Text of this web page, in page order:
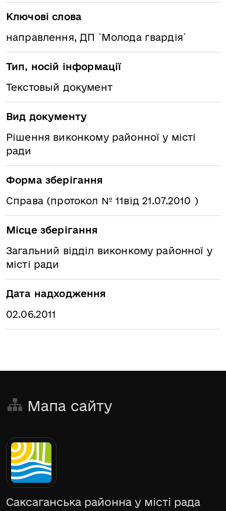
Ключові слова
направлення, ДП `Молода гвардія`
Тип, носій інформації
Текстовый документ
Вид документу
Рішення виконкому районної у місті
ради
Форма зберігання
Справа (протокол № 11від 21.07.2010 )
Місце зберігання
Загальний відділ виконкому районної у
місті ради
Дата надходження
02.06.2011
Мапа сайту
Саксаганська районна у місті рада